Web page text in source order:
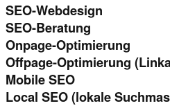
SEO-Webdesign
SEO-Beratung
Onpage-Optimierung
Offpage-Optimierung
Mobile SEO
Local SEO (lokale